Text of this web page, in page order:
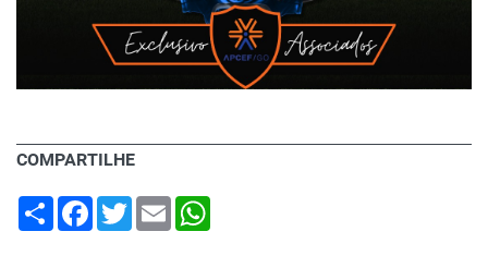
COMPARTILHE
Share Facebook
TwitterEmail